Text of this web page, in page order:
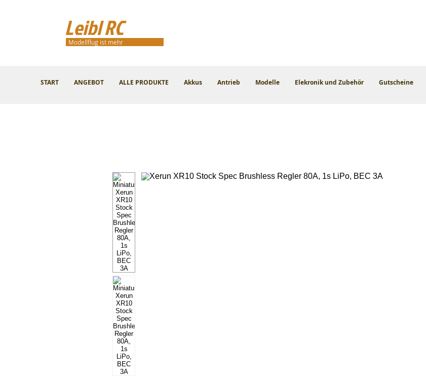
Leibl RC
START ANGEBOT ALLE PRODUKTE Akkus Antrieb Modelle Elekronik und Zubehör Gutscheine
Modellflug ist mehr